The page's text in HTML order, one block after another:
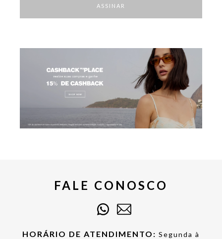
ASSINAR
FALE CONOSCO
HORÁRIO DE ATENDIMENTO: Segunda à